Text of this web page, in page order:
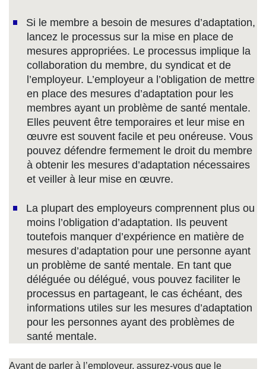
Si le membre a besoin de mesures d’adaptation,
lancez le processus sur la mise en place de
mesures appropriées. Le processus implique la
collaboration du membre, du syndicat et de
l’employeur. L’employeur a l’obligation de mettre
en place des mesures d’adaptation pour les
membres ayant un problème de santé mentale.
Elles peuvent être temporaires et leur mise en
œuvre est souvent facile et peu onéreuse. Vous
pouvez défendre fermement le droit du membre
à obtenir les mesures d’adaptation nécessaires
et veiller à leur mise en œuvre.
La plupart des employeurs comprennent plus ou
moins l’obligation d’adaptation. Ils peuvent
toutefois manquer d’expérience en matière de
mesures d’adaptation pour une personne ayant
un problème de santé mentale. En tant que
déléguée ou délégué, vous pouvez faciliter le
processus en partageant, le cas échéant, des
informations utiles sur les mesures d’adaptation
pour les personnes ayant des problèmes de
santé mentale.
Avant de parler à l’employeur, assurez-vous que le